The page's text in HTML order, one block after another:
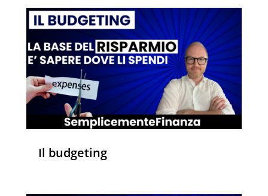
Il budgeting